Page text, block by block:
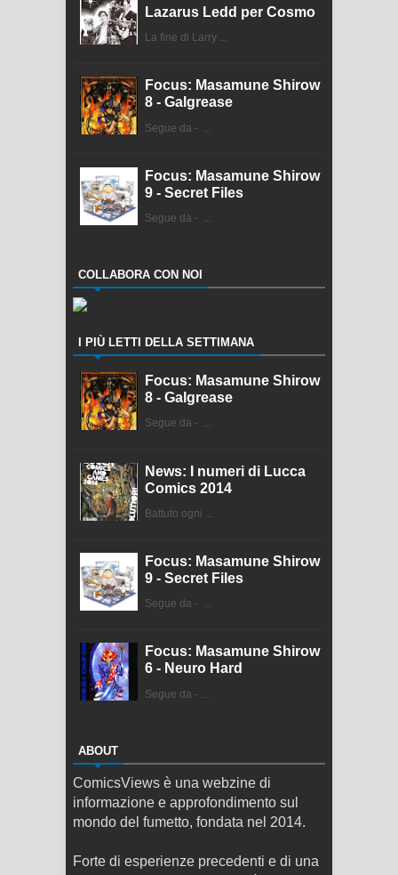
Lazarus Ledd per Cosmo
La fine di Larry ...
Focus: Masamune Shirow
8 - Galgrease
Segue da - ...
Focus: Masamune Shirow
9 - Secret Files
Segue da - ...
COLLABORA CON NOI
I PIÙ LETTI DELLA SETTIMANA
Focus: Masamune Shirow
8 - Galgrease
Segue da - ...
News: I numeri di Lucca
Comics 2014
Battuto ogni ...
Focus: Masamune Shirow
9 - Secret Files
Segue da - ...
Focus: Masamune Shirow
6 - Neuro Hard
Segue da - ...
ABOUT
ComicsViews è una webzine di
informazione e approfondimento sul
mondo del fumetto, fondata nel 2014.
Forte di esperienze precedenti e di una